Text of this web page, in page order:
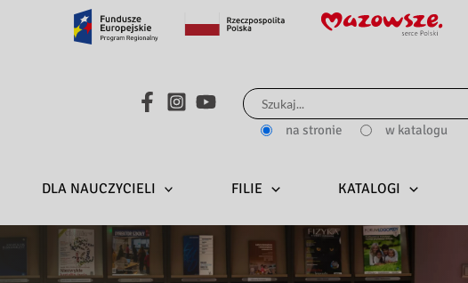
Search...
na stronie
w katalogu
DLA NAUCZYCIELI FILIE KATALOGI